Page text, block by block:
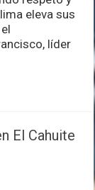
eleva sus
líder
El Cahuite